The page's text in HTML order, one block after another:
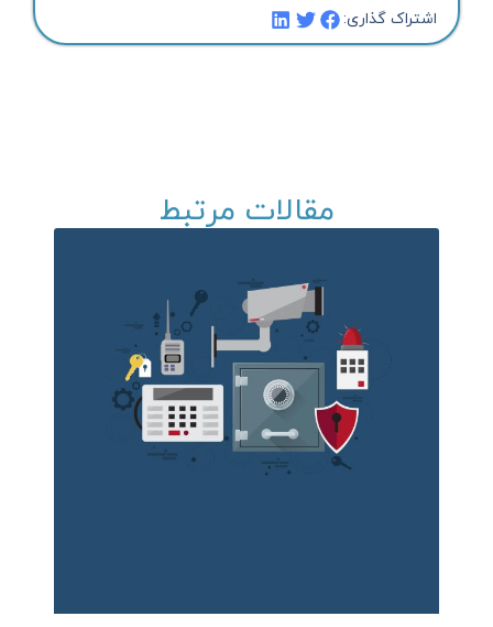
اشتراک گذاری:
مقالات مرتبط